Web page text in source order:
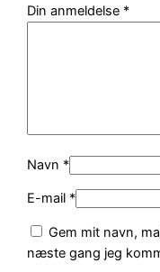
s
a
t
m
B
e
Din anmeldelse *
Navn *
E-mail *
Gem mit navn,
næste gang jeg